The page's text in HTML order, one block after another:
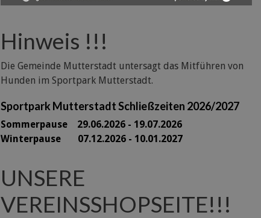
Hinweis !!!
Die Gemeinde Mutterstadt untersagt das Mitführen von
Hunden im Sportpark Mutterstadt.
Sportpark Mutterstadt Schließzeiten 2026/2027
Sommerpause 29.06.2026 - 19.07.2026
Winterpause 07.12.2026 - 10.01.2027
UNSERE
VEREINSSHOPSEITE!!!